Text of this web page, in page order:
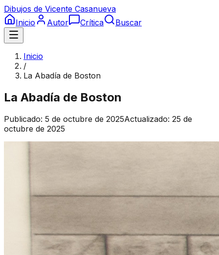
Dibujos de Vicente Casanueva
Inicio
Autor Crítica Buscar
Inicio
/
La Abadía de Boston
La Abadía de Boston
Publicado: 5 de octubre de 2025Actualizado: 25 de
octubre de 2025